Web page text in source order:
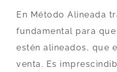
En Método Alineada
fundamental para
estén alineados, que
venta. Es